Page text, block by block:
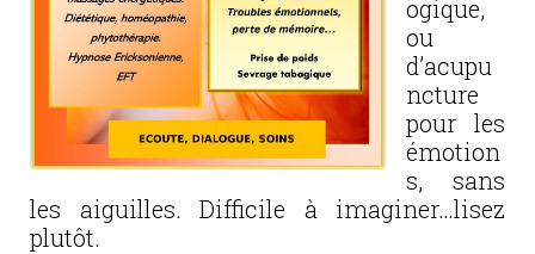
ogique,
ou
d’acupu
ncture
pour les
émotion
s, sans
les aiguilles. Difficile à imaginer…lisez
plutôt.